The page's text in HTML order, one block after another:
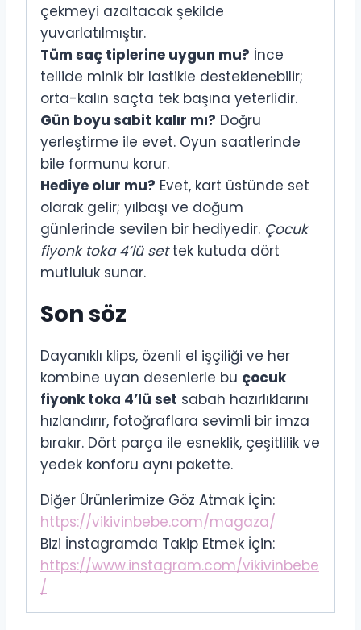
çekmeyi azaltacak şekilde
yuvarlatılmıştır.
Tüm saç tiplerine uygun mu? İnce
tellide minik bir lastikle desteklenebilir;
orta-kalın saçta tek başına yeterlidir.
Gün boyu sabit kalır mı? Doğru
yerleştirme ile evet. Oyun saatlerinde
bile formunu korur.
Hediye olur mu? Evet, kart üstünde set
olarak gelir; yılbaşı ve doğum
günlerinde sevilen bir hediyedir. Çocuk
fiyonk toka 4’lü settek kutuda dört
mutluluk sunar.
Son söz
Dayanıklı klips, özenli el işçiliği ve her
kombine uyan desenlerle bu çocuk
fiyonk toka 4’lü set sabah hazırlıklarını
hızlandırır, fotoğraflara sevimli bir imza
bırakır. Dört parça ile esneklik, çeşitlilik ve
yedek konforu aynı pakette.
Diğer Ürünlerimize Göz Atmak İçin:
https://vikivinbebe.com/magaza/
Bizi İnstagramda Takip Etmek İçin:
https://www.instagram.com/vikivinbebe
/